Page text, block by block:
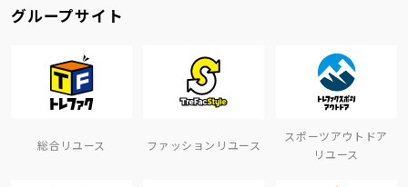
グループサイト
総合リユース ファッションリユース
スポーツアウトドア
リユース